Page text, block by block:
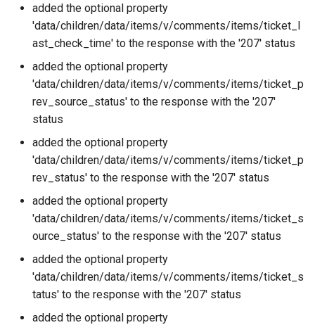
added the optional property
'data/children/data/items/v/comments/items/ticket_l
ast_check_time' to the response with the '207' status
added the optional property
'data/children/data/items/v/comments/items/ticket_p
rev_source_status' to the response with the '207'
status
added the optional property
'data/children/data/items/v/comments/items/ticket_p
rev_status' to the response with the '207' status
added the optional property
'data/children/data/items/v/comments/items/ticket_s
ource_status' to the response with the '207' status
added the optional property
'data/children/data/items/v/comments/items/ticket_s
tatus' to the response with the '207' status
added the optional property